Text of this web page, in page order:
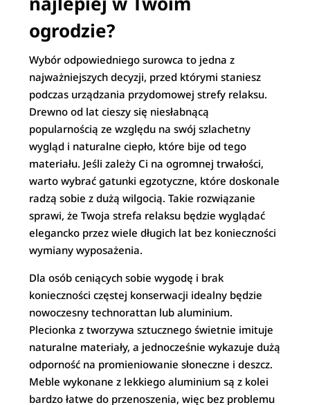
ogrodzie?
Wybór odpowiedniego surowca to jedna z
najważniejszych decyzji, przed którymi staniesz
podczas urządzania przydomowej strefy relaksu.
Drewno od lat cieszy się niesłabnącą
popularnością ze względu na swój szlachetny
wygląd i naturalne ciepło, które bije od tego
materiału. Jeśli zależy Ci na ogromnej trwałości,
warto wybrać gatunki egzotyczne, które doskonale
radzą sobie z dużą wilgocią. Takie rozwiązanie
sprawi, że Twoja strefa relaksu będzie wyglądać
elegancko przez wiele długich lat bez konieczności
wymiany wyposażenia.
Dla osób ceniących sobie wygodę i brak
konieczności częstej konserwacji idealny będzie
nowoczesny technorattan lub aluminium.
Plecionka z tworzywa sztucznego świetnie imituje
naturalne materiały, a jednocześnie wykazuje dużą
odporność na promieniowanie słoneczne i deszcz.
Meble wykonane z lekkiego aluminium są z kolei
bardzo łatwe do przenoszenia, więc bez problemu